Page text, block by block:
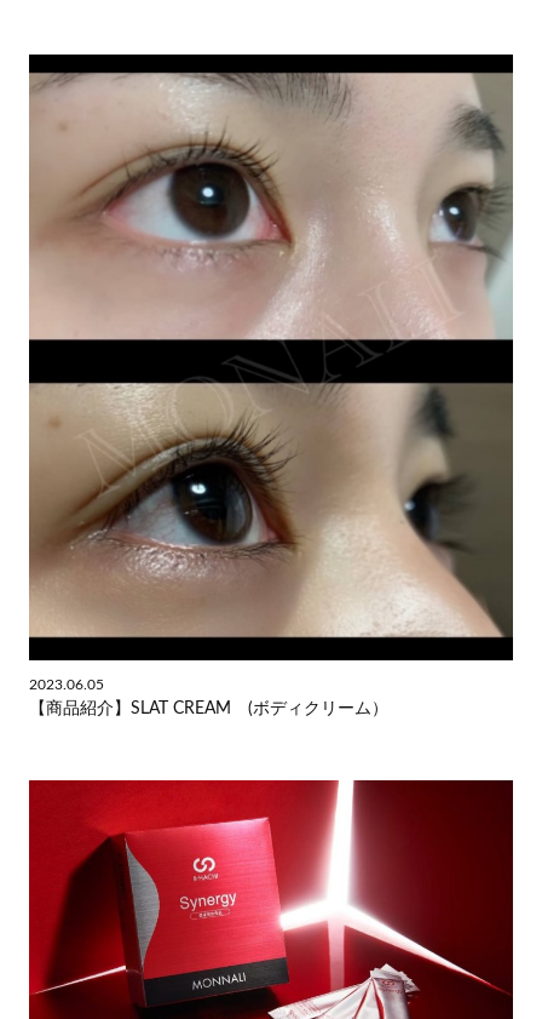
2023.06.05
【商品紹介】SLAT CREAM (ボディクリーム）